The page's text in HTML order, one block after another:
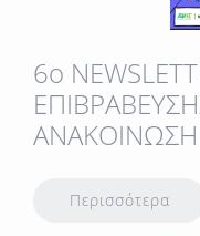
6o
Περισσότερα